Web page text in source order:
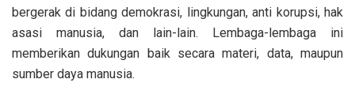
bergerak di bidang demokrasi, lingkungan, anti korupsi, hak
asasi manusia, dan lain-lain. Lembaga-lembaga ini
memberikan dukungan baik secara materi, data, maupun
sumber daya manusia.